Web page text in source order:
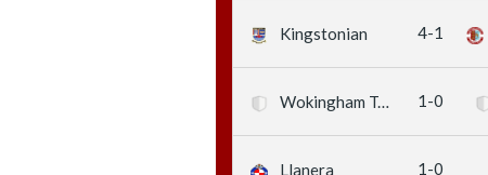
Kingstonian 4-1
Wokingham Town 1-0
Llanera 1-0